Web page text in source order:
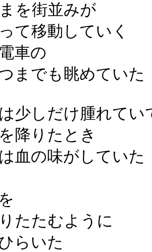
を街並みが
て移動していく
車の
までも眺めていた
少しだけ腫れてい
降りたとき
血の味がしていた
たたむように
らいた